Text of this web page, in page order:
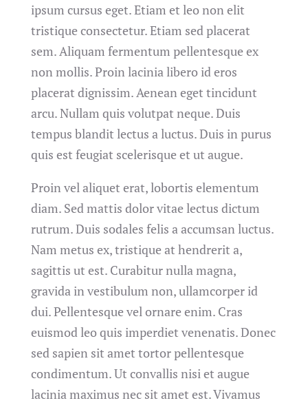
ipsum cursus eget. Etiam et leo non elit
tristique consectetur. Etiam sed placerat
sem. Aliquam fermentum pellentesque ex
non mollis. Proin lacinia libero id eros
placerat dignissim. Aenean eget tincidunt
arcu. Nullam quis volutpat neque. Duis
tempus blandit lectus a luctus. Duis in purus
quis est feugiat scelerisque et ut augue.
Proin vel aliquet erat, lobortis elementum
diam. Sed mattis dolor vitae lectus dictum
rutrum. Duis sodales felis a accumsan luctus.
Nam metus ex, tristique at hendrerit a,
sagittis ut est. Curabitur nulla magna,
gravida in vestibulum non, ullamcorper id
dui. Pellentesque vel ornare enim. Cras
euismod leo quis imperdiet venenatis. Donec
sed sapien sit amet tortor pellentesque
condimentum. Ut convallis nisi et augue
lacinia maximus nec sit amet est. Vivamus